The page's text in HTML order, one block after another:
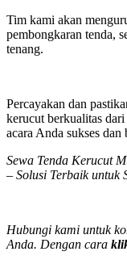
Tim kami akan
pembongkaran tenda,
tenang.
Percayakan dan
kerucut berkualitas
acara Anda sukses dan
Sewa Tenda Kerucut
– Solusi Terbaik untuk
Hubungi kami untuk
Anda. Dengan cara